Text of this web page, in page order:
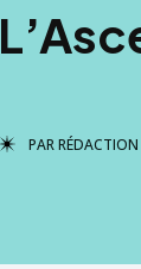
PARRÉDACTION